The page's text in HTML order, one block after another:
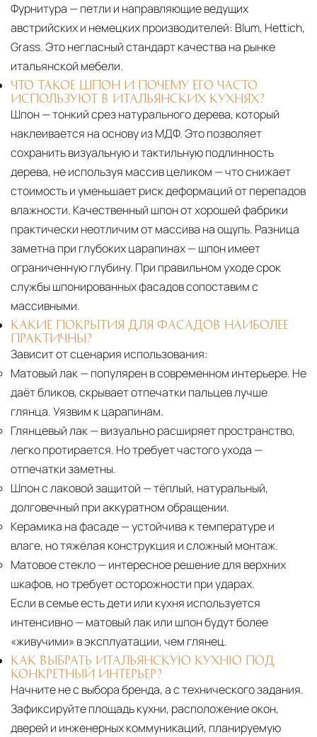
Фурнитура — петли и направляющие ведущих
австрийских и немецких производителей: Blum, Hettich,
Grass. Это негласный стандарт качества на рынке
итальянской мебели.
ЧТО ТАКОЕ ШПОН И ПОЧЕМУ ЕГО ЧАСТО
ИСПОЛЬЗУЮТ В ИТАЛЬЯНСКИХ КУХНЯХ?
Шпон — тонкий срез натурального дерева, который
наклеивается на основу из МДФ. Это позволяет
сохранить визуальную и тактильную подлинность
дерева, не используя массив целиком — что снижает
стоимость и уменьшает риск деформаций от перепадов
влажности. Качественный шпон от хорошей фабрики
практически неотличим от массива на ощупь. Разница
заметна при глубоких царапинах — шпон имеет
ограниченную глубину. При правильном уходе срок
службы шпонированных фасадов сопоставим с
массивными.
КАКИЕ ПОКРЫТИЯ ДЛЯ ФАСАДОВ НАИБОЛЕЕ
ПРАКТИЧНЫ?
Зависит от сценария использования:
Матовый лак— популярен в современном интерьере. Не
даёт бликов, скрывает отпечатки пальцев лучше
глянца. Уязвим к царапинам.
Глянцевый лак— визуально расширяет пространство,
легко протирается. Но требует частого ухода —
отпечатки заметны.
Шпон с лаковой защитой — тёплый, натуральный,
долговечный при аккуратном обращении.
Керамика на фасаде— устойчива к температуре и
влаге, но тяжёлая конструкция и сложный монтаж.
Матовое стекло— интересное решение для верхних
шкафов, но требует осторожности при ударах.
Если в семье есть дети или кухня используется
интенсивно — матовый лак или шпон будут более
«живучими» в эксплуатации, чем глянец.
КАК ВЫБРАТЬ ИТАЛЬЯНСКУЮ КУХНЮ ПОД
КОНКРЕТНЫЙ ИНТЕРЬЕР?
Начните не с выбора бренда, а с технического задания.
Зафиксируйте площадь кухни, расположение окон,
дверей и инженерных коммуникаций, планируемую